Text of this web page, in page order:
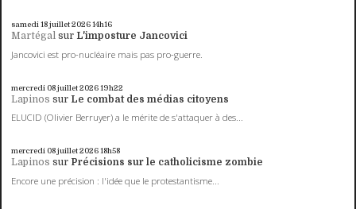
samedi 18juillet 202614h16
Martégal sur L'imposture Jancovici
Jancovici est pro-nucléaire mais pas pro-guerre.
mercredi 08juillet 202619h22
Lapinos sur Le combat des médias citoyens
ELUCID (Olivier Berruyer) a le mérite de s'attaquer à des...
mercredi 08juillet 202618h58
Lapinos sur Précisions sur le catholicisme zombie
Encore une précision : l'idée que le protestantisme...